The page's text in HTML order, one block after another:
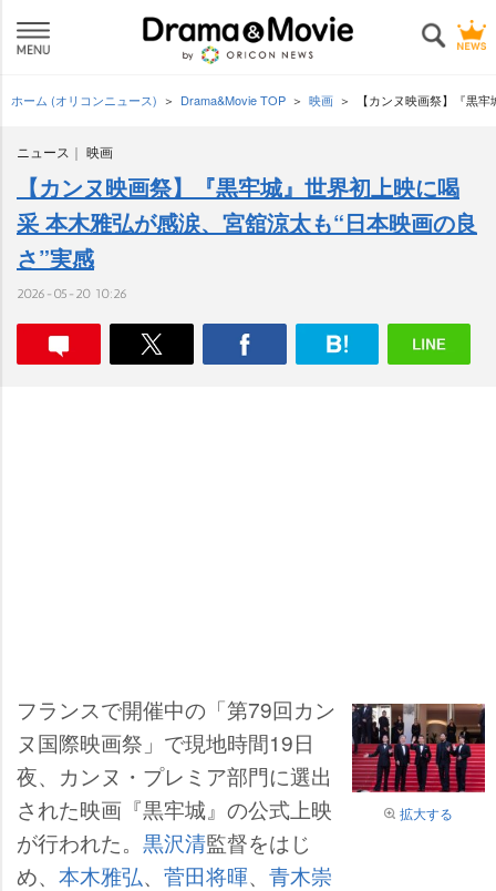
ホーム (オリコンニュース) Drama&Movie TOP 映画 【カンヌ映画祭】『黒
ニュース 映画
【カンヌ映画祭】『黒牢城』世界初上映に喝
采 本木雅弘が感涙、宮舘涼太も“日本映画の良
さ”実感
2026-05-20 10:26
拡大する
フランスで開催中の「第79回カン
ヌ国際映画祭」で現地時間19日
夜、カンヌ・プレミア部門に選出
された映画『黒牢城』の公式上映
が行われた。 黒沢清監督をはじ
め、 本木雅弘、 菅田将暉、 青木崇